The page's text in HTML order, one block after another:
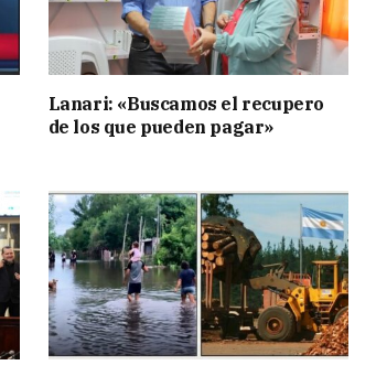
Lanari: «Buscamos el recupero
de los que pueden pagar»